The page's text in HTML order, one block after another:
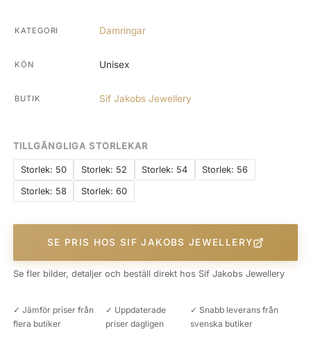
KATEGORI Damringar
KÖN Unisex
BUTIK Sif Jakobs Jewellery
TILLGÄNGLIGA STORLEKAR
Storlek: 50 Storlek: 52 Storlek: 54 Storlek: 56
Storlek: 58 Storlek: 60
SE PRIS HOS SIF JAKOBS JEWELLERY
Se fler bilder, detaljer och beställ direkt hos Sif Jakobs Jewellery
✓ Jämför priser från
flera butiker
✓ Uppdaterade
priser dagligen
✓ Snabb leverans från
svenska butiker